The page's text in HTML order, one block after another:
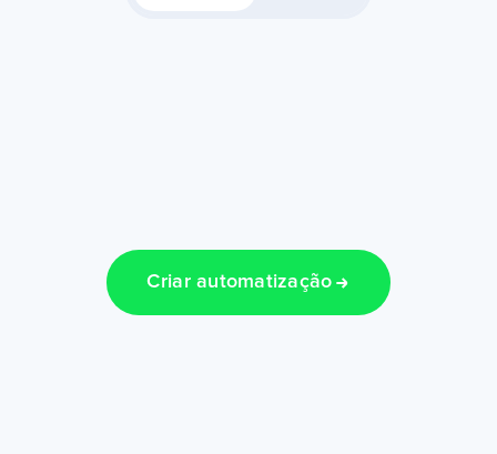
Criar automatização